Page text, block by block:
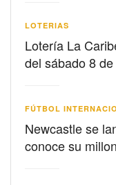
LOTERIAS
Lotería La
del sábado 8
FÚTBOL
Newcastle se
conoce su